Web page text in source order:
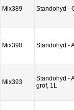
Mix389 Standohyd -
Mix390 Standohyd -
Mix393
Standohyd -
grof, 1L